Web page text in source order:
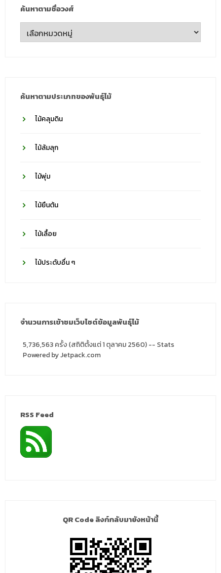
ค้นหาตามชื่อวงศ์
ค้นหา
ตาม
ค้นหาตามประเภทของพันธุ์ไม้
ไม้คลุมดิน
ไม้ล้มลุก
ไม้พุ่ม
ไม้ยืนต้น
ไม้เลื้อย
ไม้ประดับอื่น ๆ
จำนวนการเข้าชมเว็บไซต์ข้อมูลพันธุ์ไม้
5,736,563 ครั้ง (สถิติตั้งแต่ 1 ตุลาคม 2560) -- Stats
Powered by Jetpack.com
RSS Feed
QR Code ลิงก์กลับมายังหน้านี้